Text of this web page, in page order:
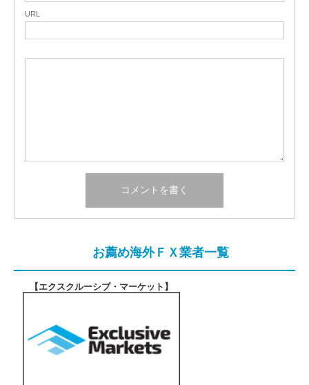
URL
お薦め海外ＦＸ業者一覧
【エクスクルーシブ・マーケット 】